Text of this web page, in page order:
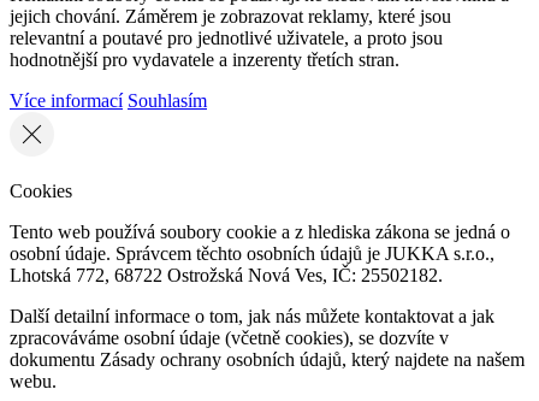
jejich chování. Záměrem je zobrazovat reklamy, které jsou
relevantní a poutavé pro jednotlivé uživatele, a proto jsou
hodnotnější pro vydavatele a inzerenty třetích stran.
Více informací Souhlasím
Cookies
Tento web používá soubory cookie a z hlediska zákona se jedná o
osobní údaje. Správcem těchto osobních údajů je JUKKA s.r.o.,
Lhotská 772, 68722 Ostrožská Nová Ves, IČ: 25502182.
Další detailní informace o tom, jak nás můžete kontaktovat a jak
zpracováváme osobní údaje (včetně cookies), se dozvíte v
dokumentu Zásady ochrany osobních údajů, který najdete na našem
webu.